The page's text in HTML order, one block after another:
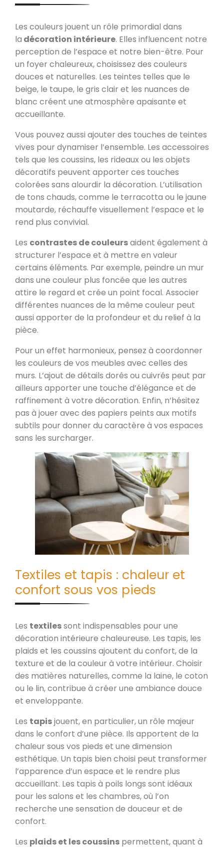
Les couleurs jouent un rôle primordial dans
la décoration intérieure. Elles influencent notre
perception de l’espace et notre bien-être. Pour
un foyer chaleureux, choisissez des couleurs
douces et naturelles. Les teintes telles que le
beige, le taupe, le gris clair et les nuances de
blanc créent une atmosphère apaisante et
accueillante.
Vous pouvez aussi ajouter des touches de teintes
vives pour dynamiser l’ensemble. Les accessoires
tels que les coussins, les rideaux ou les objets
décoratifs peuvent apporter ces touches
colorées sans alourdir la décoration. L’utilisation
de tons chauds, comme le terracotta ou le jaune
moutarde, réchauffe visuellement l’espace et le
rend plus convivial.
Les contrastes de couleursaident également à
structurer l’espace et à mettre en valeur
certains éléments. Par exemple, peindre un mur
dans une couleur plus foncée que les autres
attire le regard et crée un point focal. Associer
différentes nuances de la même couleur peut
aussi apporter de la profondeur et du relief à la
pièce.
Pour un effet harmonieux, pensez à coordonner
les couleurs de vos meubles avec celles des
murs. L’ajout de détails dorés ou cuivrés peut par
ailleurs apporter une touche d’élégance et de
raffinement à votre décoration. Enfin, n’hésitez
pas à jouer avec des papiers peints aux motifs
subtils pour donner du caractère à vos espaces
sans les surcharger.
Textiles et tapis : chaleur et
confort sous vos pieds
Les textilessont indispensables pour une
décoration intérieure chaleureuse. Les tapis, les
plaids et les coussins ajoutent du confort, de la
texture et de la couleur à votre intérieur. Choisir
des matières naturelles, comme la laine, le coton
ou le lin, contribue à créer une ambiance douce
et enveloppante.
Les tapisjouent, en particulier, un rôle majeur
dans le confort d’une pièce. Ils apportent de la
chaleur sous vos pieds et une dimension
esthétique. Un tapis bien choisi peut transformer
l’apparence d’un espace et le rendre plus
accueillant. Les tapis à poils longs sont idéaux
pour les salons et les chambres, où l’on
recherche une sensation de douceur et de
confort.
Les plaids et les coussins permettent, quant à